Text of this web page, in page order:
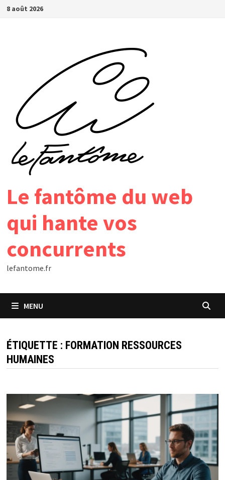
Passer
8 août 2026
Le fantôme du web
qui hante vos
concurrents
lefantome.fr
MENU
ÉTIQUETTE : FORMATION RESSOURCES
HUMAINES